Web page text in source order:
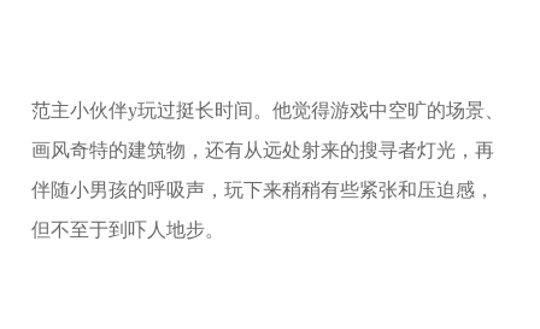
范主小伙伴y玩过挺长时间。他觉得游戏中空旷的场景、
画风奇特的建筑物，还有从远处射来的搜寻者灯光，再
伴随小男孩的呼吸声，玩下来稍稍有些紧张和压迫感，
但不至于到吓人地步。